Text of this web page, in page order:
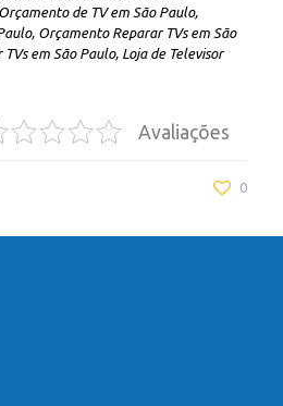
de TV em São Paulo,
Orçamento Reparar TVs em São
em São Paulo, Loja de Televisor
Avaliações
0